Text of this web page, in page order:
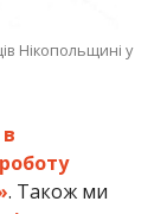
Нікопольщині у
в
. Також ми